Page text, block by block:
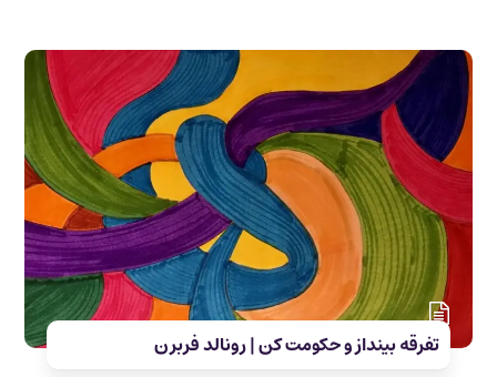
تفرقه بینداز و حکومت کن | رونالد فربرن